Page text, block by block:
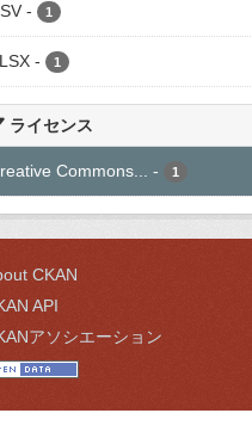
- 1
- 1
ライセンス
Commons... - 1
CKAN
API
アソシエーション